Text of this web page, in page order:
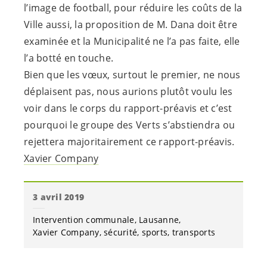
l’image de football, pour réduire les coûts de la
Ville aussi, la proposition de M. Dana doit être
examinée et la Municipalité ne l’a pas faite, elle
l’a botté en touche.
Bien que les vœux, surtout le premier, ne nous
déplaisent pas, nous aurions plutôt voulu les
voir dans le corps du rapport-préavis et c’est
pourquoi le groupe des Verts s’abstiendra ou
rejettera majoritairement ce rapport-préavis.
Xavier Company
3 avril 2019
Intervention communale Lausanne
Xavier Company sécurité sports transports